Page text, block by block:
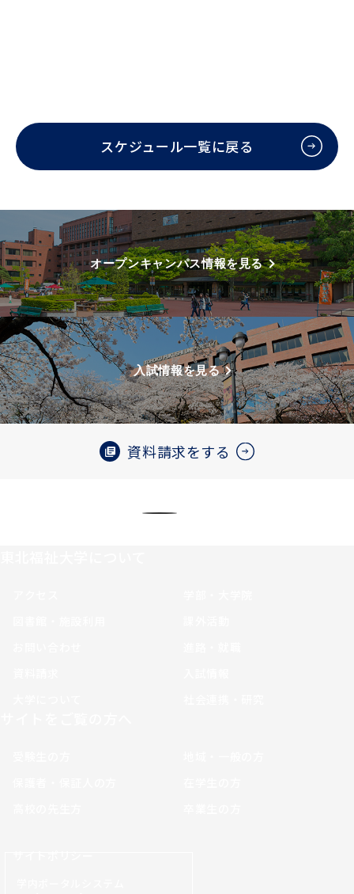
スケジュール一覧に戻る
オープンキャンパス情報を見る
入試情報を見る
資料請求をする